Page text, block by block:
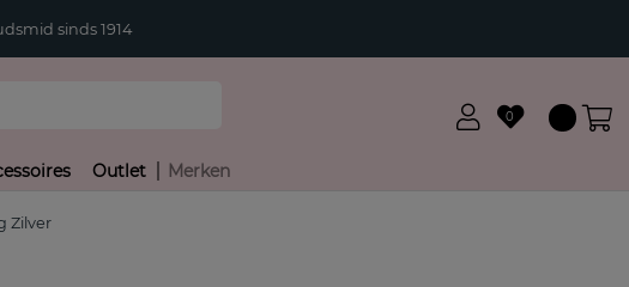
sinds 1914
0
Outlet Merken
Zilver